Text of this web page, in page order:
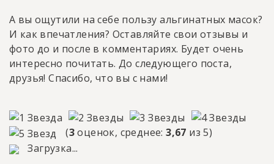
А вы ощутили на себе пользу альгинатных масок?
И как впечатления? Оставляйте свои отзывы и
фото до и после в комментариях. Будет очень
интересно почитать. До следующего поста,
друзья! Спасибо, что вы с нами!
(3оценок, среднее:3,67 из 5)
Загрузка...